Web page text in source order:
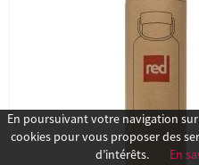
En poursuivant votre navigation
cookies pour vous proposer des
d’intérêts.
En